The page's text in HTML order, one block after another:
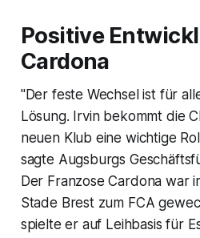
Positive
Cardona
"Der feste Wechsel ist für
Lösung. Irvin bekommt die
neuen Klub eine wichtige
sagte Augsburgs
Der Franzose Cardona war
Stade Brest zum FCA
spielte er auf Leihbasis für